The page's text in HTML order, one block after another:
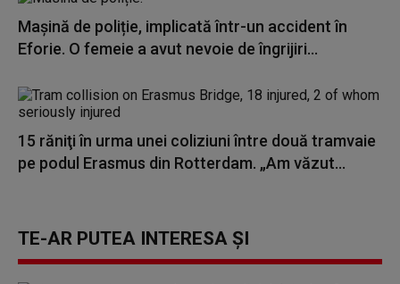
Mașină de poliție, implicată într-un accident în
Eforie. O femeie a avut nevoie de îngrijiri...
15 răniţi în urma unei coliziuni între două tramvaie
pe podul Erasmus din Rotterdam. „Am văzut...
TE-AR PUTEA INTERESA ȘI